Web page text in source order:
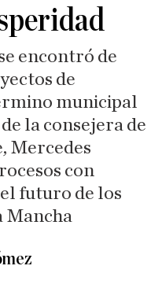
encontró de
de
municipal
la consejera de
Mercedes
con
futuro de los
Mancha